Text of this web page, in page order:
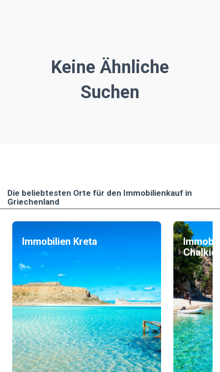
Keine Ähnliche
Suchen
Die beliebtesten Οrte für den Immobilienkauf in
Griechenland
Immobilien Kreta